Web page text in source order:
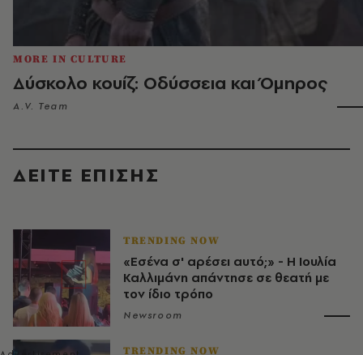
MORE IN CULTURE
Δύσκολο κουίζ: Οδύσσεια και Όμηρος
A.V. Team
ΔΕΙΤΕ ΕΠΙΣΗΣ
TRENDING NOW
«Εσένα σ' αρέσει αυτό;» - Η Ιουλία
Καλλιμάνη απάντησε σε θεατή με
τον ίδιο τρόπο
Newsroom
TRENDING NOW